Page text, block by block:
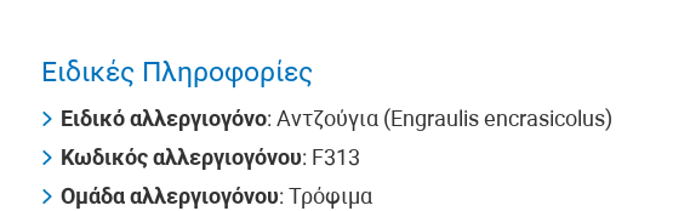
Ειδικές Πληροφορίες
Ειδικό αλλεργιογόνο: Αντζούγια (Engraulis encrasicolus)
Κωδικός αλλεργιογόνου: F313
Ομάδα αλλεργιογόνου: Τρόφιμα